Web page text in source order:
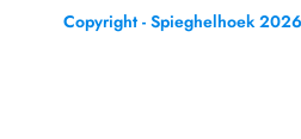
Copyright - Spieghelhoek